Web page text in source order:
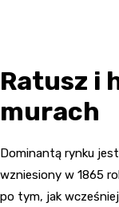
Ratusz i
murach
Dominantą rynku
wzniesiony w 1865
po tym, jak